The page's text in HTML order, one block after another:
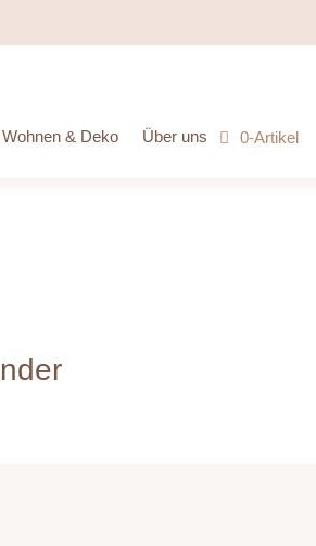
Wohnen & Deko Über uns 0-Artikel